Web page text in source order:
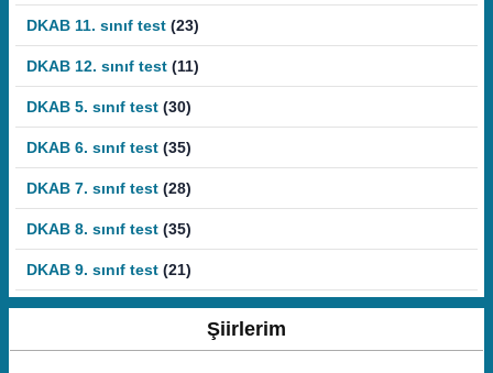
DKAB 11. sınıf test (23)
DKAB 12. sınıf test (11)
DKAB 5. sınıf test (30)
DKAB 6. sınıf test (35)
DKAB 7. sınıf test (28)
DKAB 8. sınıf test (35)
DKAB 9. sınıf test (21)
Şiirlerim